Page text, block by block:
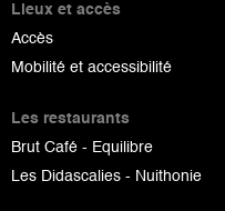
Lieux et accès
Accès
Mobilité et accessibilité
Les restaurants
Brut Café - Equilibre
Les Didascalies - Nuithonie